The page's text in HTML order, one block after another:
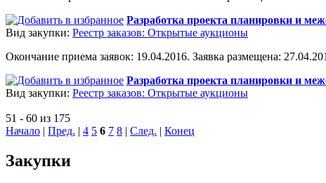
Разработка проекта планировки и
Вид закупки: Реестр заказов: Открытые аукционы
Окончание приема заявок: 19.04.2016. Заявка размещена:
Разработка проекта планировки и
Вид закупки: Реестр заказов: Открытые аукционы
51 - 60 из 175
Начало | Пред. | 4 5 6 7 8 | След. | Конец
Закупки